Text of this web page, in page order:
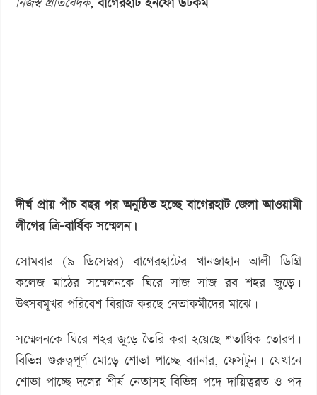
‘বড় নাশকতার জন্য’ অস্ত্র নিয়ে বাগেরহাটে ঢুকছিল তারা
দীর্ঘ প্রায় পাঁচ বছর পর অনুষ্ঠিত হচ্ছে বাগেরহাট জেলা আওয়ামী
লীগের ত্রি-বার্ষিক সম্মেলন।
সোমবার (৯ ডিসেম্বর) বাগেরহাটের খানজাহান আলী ডিগ্রি
কলেজ মাঠের সম্মেলনকে ঘিরে সাজ সাজ রব শহর জুড়ে।
উৎসবমূখর পরিবেশ বিরাজ করছে নেতাকর্মীদের মাঝে।
সম্মেলনকে ঘিরে শহর জুড়ে তৈরি করা হয়েছে শতাধিক তোরণ।
বিভিন্ন গুরুত্বপূর্ণ মোড়ে শোভা পাচ্ছে ব্যানার, ফেসটুন। যেখানে
শোভা পাচ্ছে দলের শীর্ষ নেতাসহ বিভিন্ন পদে দায়িত্বরত ও পদ